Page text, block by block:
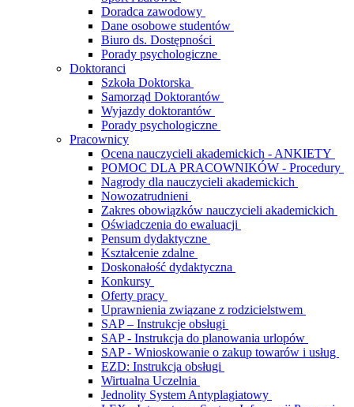
Doradca zawodowy
Dane osobowe studentów
Biuro ds. Dostępności
Porady psychologiczne
Doktoranci
Szkoła Doktorska
Samorząd Doktorantów
Wyjazdy doktorantów
Porady psychologiczne
Pracownicy
Ocena nauczycieli akademickich - ANKIETY
POMOC DLA PRACOWNIKÓW - Procedury
Nagrody dla nauczycieli akademickich
Nowozatrudnieni
Zakres obowiązków nauczycieli akademickich
Oświadczenia do ewaluacji
Pensum dydaktyczne
Kształcenie zdalne
Doskonałość dydaktyczna
Konkursy
Oferty pracy
Uprawnienia związane z rodzicielstwem
SAP – Instrukcje obsługi
SAP - Instrukcja do planowania urlopów
SAP - Wnioskowanie o zakup towarów i usług
EZD: Instrukcja obsługi
Wirtualna Uczelnia
Jednolity System Antyplagiatowy